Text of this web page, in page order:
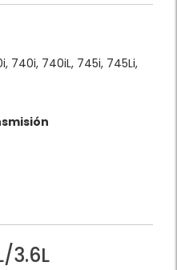
740i, 740iL, 745i, 745Li,
3.6L